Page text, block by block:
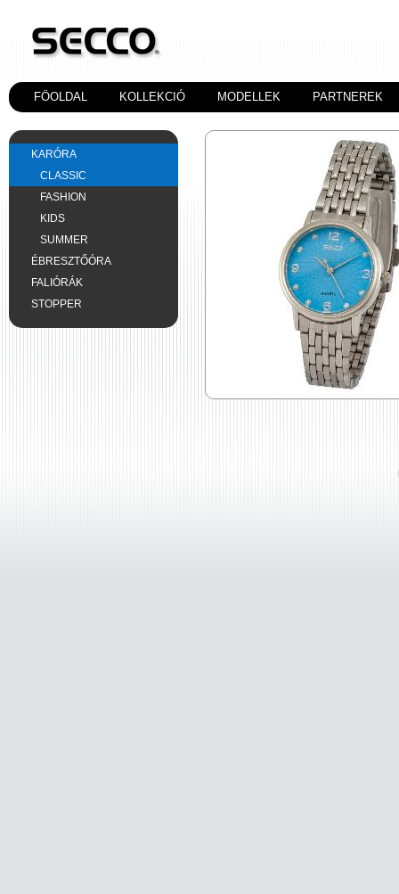
FÖOLDAL KOLLEKCIÓ MODELLEK PARTNEREK
KARÓRA
CLASSIC
FASHION
KIDS
SUMMER
ÉBRESZTŐÓRA
FALIÓRÁK
STOPPER